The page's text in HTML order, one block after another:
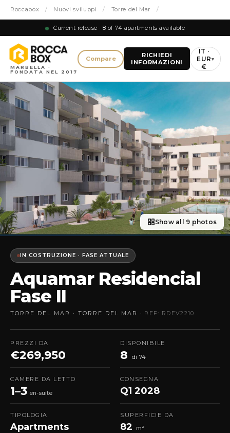
Roccabox / Nuovi sviluppi / Torre del Mar /
Current release · 8 of 74 apartments available
MARBELLA ·
FONDATA NEL 2017
Compare
RICHIEDI
INFORMAZIONI
IT ·
EUR
€
▾
Show all 9 photos
IN COSTRUZIONE · FASE ATTUALE
Aquamar Residencial
Fase II
TORRE DEL MAR · TORRE DEL MAR · REF: RDEV2210
PREZZI DA
€269,950
DISPONIBILE
8 di 74
CAMERE DA LETTO
1–3 en-suite
CONSEGNA
Q1 2028
TIPOLOGIA
Apartments
SUPERFICIE DA
82 m²